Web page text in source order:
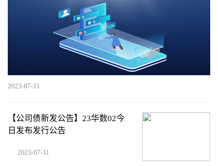
2023-07-11
【公司债新发公告】23华数02今
日发布发行公告
2023-07-11